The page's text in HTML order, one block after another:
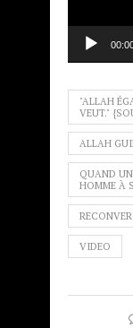
"ALLAH
VEUT."
ALLAH
QUAND
HOMME À
VIDEO